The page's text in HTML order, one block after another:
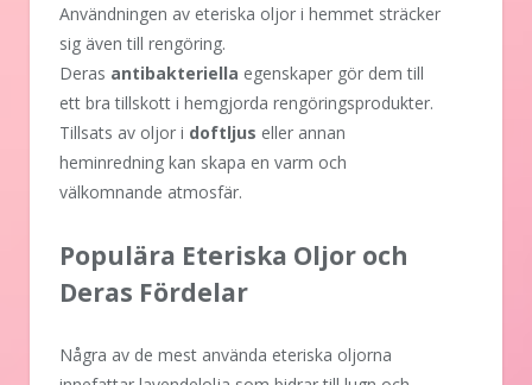
Användningen av eteriska oljor i hemmet sträcker
sig även till rengöring.
Deras antibakteriella egenskaper gör dem till
ett bra tillskott i hemgjorda rengöringsprodukter.
Tillsats av oljor i doftljus eller annan
heminredning kan skapa en varm och
välkomnande atmosfär.
Populära Eteriska Oljor och
Deras Fördelar
Några av de mest använda eteriska oljorna